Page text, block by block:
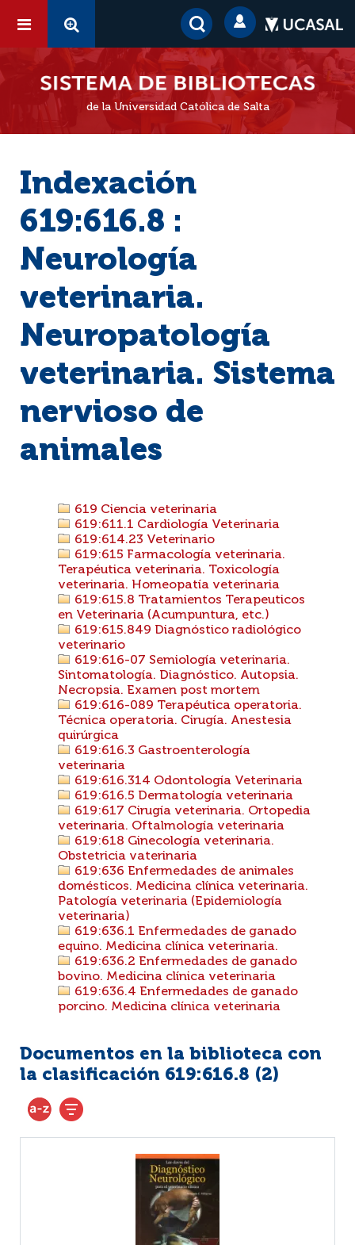
de la Universidad Católica de Salta
Indexación
619:616.8 :
Neurología
veterinaria.
Neuropatología
veterinaria. Sistema
nervioso de
animales
619 Ciencia veterinaria
619:611.1 Cardiología Veterinaria
619:614.23 Veterinario
619:615 Farmacología veterinaria.
Terapéutica veterinaria. Toxicología
veterinaria. Homeopatía veterinaria
619:615.8 Tratamientos Terapeuticos
en Veterinaria (Acumpuntura, etc.)
619:615.849 Diagnóstico radiológico
veterinario
619:616-07 Semiología veterinaria.
Sintomatología. Diagnóstico. Autopsia.
Necropsia. Examen post mortem
619:616-089 Terapéutica operatoria.
Técnica operatoria. Cirugía. Anestesia
quirúrgica
619:616.3 Gastroenterología
veterinaria
619:616.314 Odontología Veterinaria
619:616.5 Dermatología veterinaria
619:617 Cirugía veterinaria. Ortopedia
veterinaria. Oftalmología veterinaria
619:618 Ginecología veterinaria.
Obstetricia vaterinaria
619:636 Enfermedades de animales
domésticos. Medicina clínica veterinaria.
Patología veterinaria (Epidemiología
veterinaria)
619:636.1 Enfermedades de ganado
equino. Medicina clínica veterinaria.
619:636.2 Enfermedades de ganado
bovino. Medicina clínica veterinaria
619:636.4 Enfermedades de ganado
porcino. Medicina clínica veterinaria
Documentos en la biblioteca con
la clasificación 619:616.8 (2)